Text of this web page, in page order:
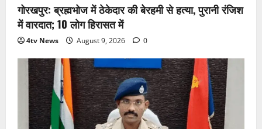
गोरखपुर: ब्रह्मभोज में ठेकेदार की बेरहमी से हत्या, पुरानी रंजिश
में वारदात; 10 लोग हिरासत में
4tv News August 9, 2026 0